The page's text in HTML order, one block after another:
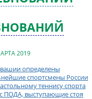
2019
определены
спортсмены России
теннису спорта
ПОДА, выступающие стоя